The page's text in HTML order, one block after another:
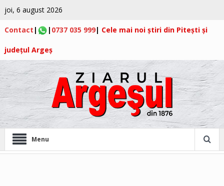
joi, 6 august 2026
Contact | | 0737 035 999| Cele mai noi știri din Pitești și
județul Argeș
Menu